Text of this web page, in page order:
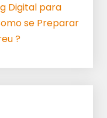
Digital para
se Preparar
?